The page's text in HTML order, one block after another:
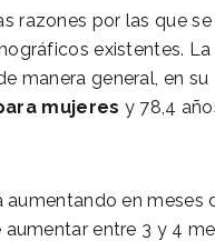
razones por las que se
existentes. La
manera general, en su
mujeres y 78,4
en meses
entre 3 y 4